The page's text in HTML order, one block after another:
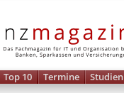
Top 10 Termine Studien